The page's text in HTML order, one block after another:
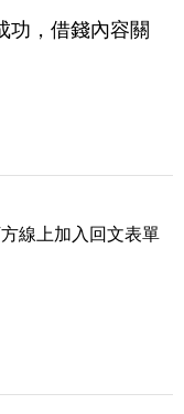
功，借錢內容關
線上加入回文表單